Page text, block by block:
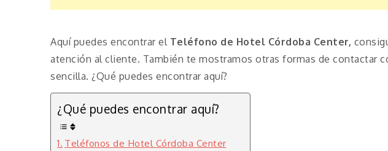
Aquí puedes encontrar elTeléfono de Hotel Córdoba Center,
atención al cliente. También te mostramos otras formas de contactar
sencilla. ¿Qué puedes encontrar aquí?
¿Qué puedes encontrar aquí?
Teléfonos de Hotel Córdoba Center